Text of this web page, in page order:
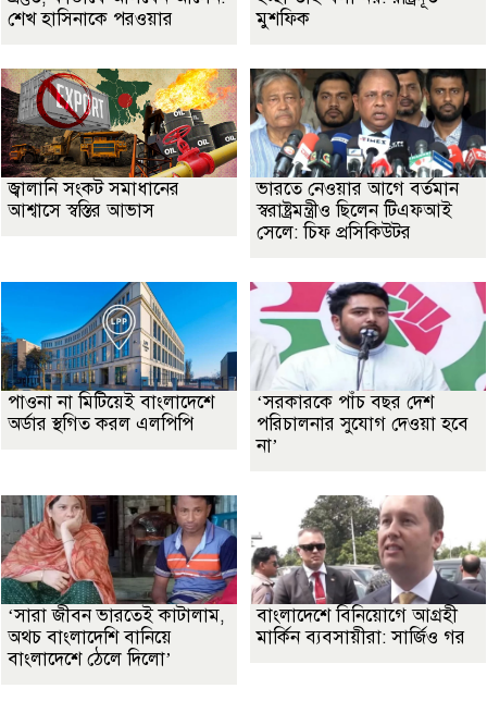
শেখ হাসিনাকে পরওয়ার
মুশফিক
জ্বালানি সংকট সমাধানের
আশ্বাসে স্বস্তির আভাস
ভারতে নেওয়ার আগে বর্তমান
স্বরাষ্ট্রমন্ত্রীও ছিলেন টিএফআই
সেলে: চিফ প্রসিকিউটর
পাওনা না মিটিয়েই বাংলাদেশে
অর্ডার স্থগিত করল এলপিপি
‘সরকারকে পাঁচ বছর দেশ
পরিচালনার সুযোগ দেওয়া হবে
না’
‘সারা জীবন ভারতেই কাটালাম,
অথচ বাংলাদেশি বানিয়ে
বাংলাদেশে ঠেলে দিলো’
বাংলাদেশে বিনিয়োগে আগ্রহী
মার্কিন ব্যবসায়ীরা: সার্জিও গর